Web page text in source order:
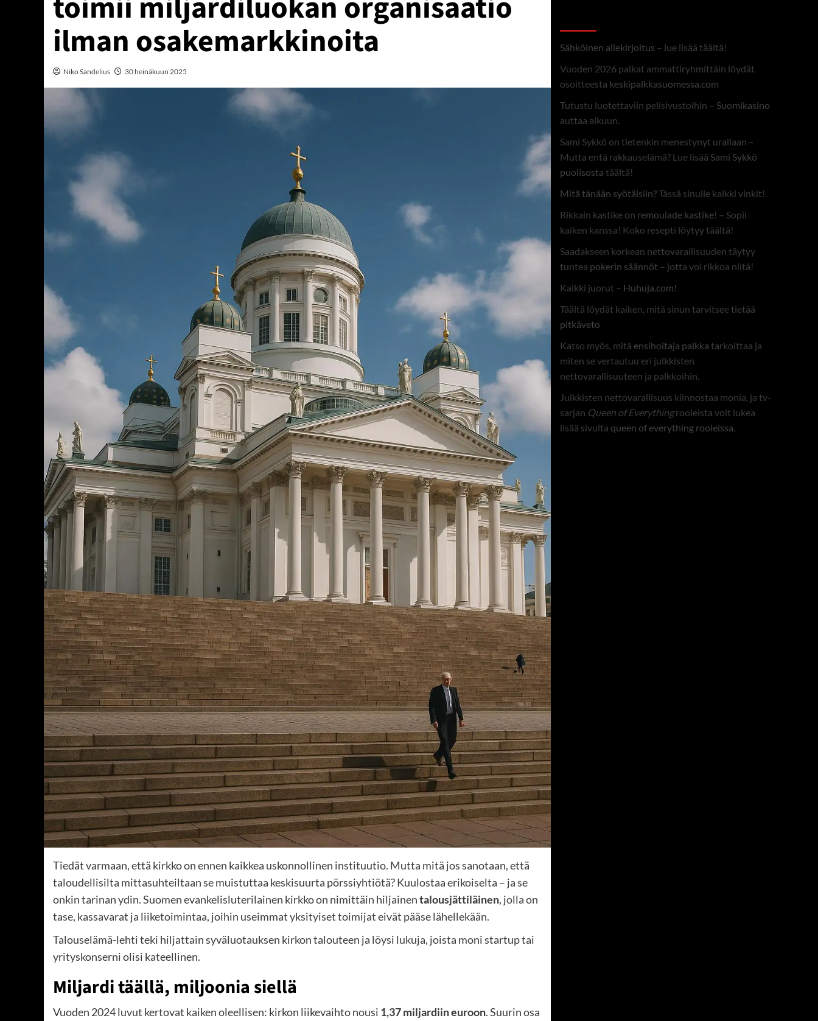
ilman osakemarkkinoita
Niko Sandelius 30 heinäkuun 2025
Tiedät varmaan, että kirkko on ennen kaikkea uskonnollinen instituutio. Mutta mitä jos sanotaan, että
taloudellisilta mittasuhteiltaan se muistuttaa keskisuurta pörssiyhtiötä? Kuulostaa erikoiselta – ja se
onkin tarinan ydin. Suomen evankelisluterilainen kirkko on nimittäin hiljainentalousjättiläinen, jolla on
tase, kassavarat ja liiketoimintaa, joihin useimmat yksityiset toimijat eivät pääse lähellekään.
Talouselämä-lehti teki hiljattain syväluotauksen kirkon talouteen ja löysi lukuja, joista moni startup tai
yrityskonserni olisi kateellinen.
Miljardi täällä, miljoonia siellä
Vuoden 2024 luvut kertovat kaiken oleellisen: kirkon liikevaihto nousi 1,37 miljardiin euroon. Suurin osa
Sähköinen allekirjoitus – lue lisää täältä!
Vuoden 2026 palkat ammattiryhmittäin löydät
osoitteesta keskipalkkasuomessa.com
Tutustu luotettaviin pelisivustoihin – Suomikasino
auttaa alkuun.
Sami Sykkö on tietenkin menestynyt urallaan –
Mutta entä rakkauselämä? Lue lisää Sami Sykkö
puolisosta täältä!
Mitä tänään syötäisiin?Tässä sinulle kaikki vinkit!
Rikkain kastike on remoulade kastike! – Sopii
kaiken kanssa! Koko resepti löytyy täältä!
Saadakseen korkean nettovarallisuuden täytyy
tuntea pokerin säännöt– jotta voi rikkoa niitä!
Kaikki juorut – Huhuja.com!
Täältä löydät kaiken, mitä sinun tarvitsee tietää
pitkäveto
Katso myös, mitä ensihoitaja palkka tarkoittaa ja
miten se vertautuu eri julkkisten
nettovarallisuuteen ja palkkoihin.
Julkkisten nettovarallisuus kiinnostaa monia, ja tv-
sarjan Queen of Everythingrooleista voit lukea
lisää sivulta queen of everything rooleissa.